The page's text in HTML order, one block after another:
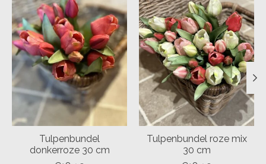
Tulpenbundel
donkerroze 30 cm
Tulpenbundel roze mix
30 cm